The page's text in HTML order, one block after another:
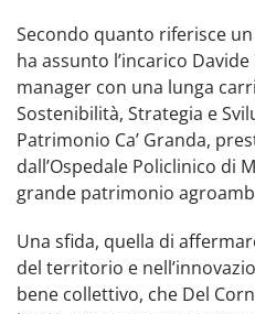
Secondo quanto riferisce
ha assunto l’incarico
manager con una lunga
Sostenibilità, Strategia e
Patrimonio Ca’ Granda,
dall’Ospedale Policlinico di
grande patrimonio
Una sfida, quella di
del territorio e
bene collettivo, che Del